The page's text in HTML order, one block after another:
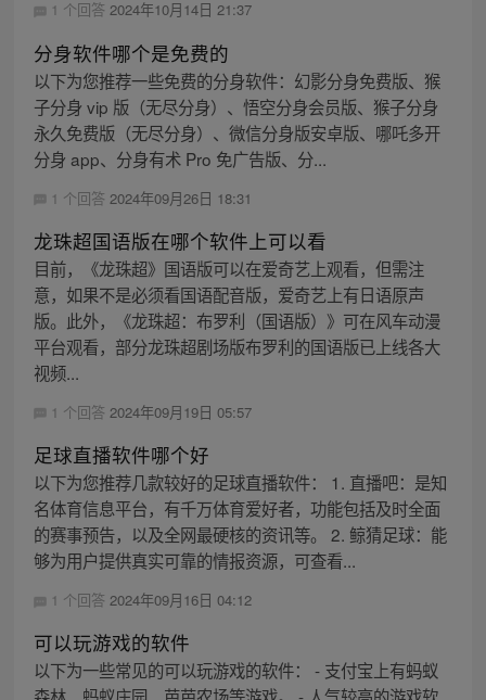
1 个回答 2024年10月14日 21:37
分身软件哪个是免费的
以下为您推荐一些免费的分身软件：幻影分身免费版、猴
子分身 vip 版（无尽分身）、悟空分身会员版、猴子分身
永久免费版（无尽分身）、微信分身版安卓版、哪吒多开
分身 app、分身有术 Pro 免广告版、分...
1 个回答 2024年09月26日 18:31
龙珠超国语版在哪个软件上可以看
目前，《龙珠超》国语版可以在爱奇艺上观看，但需注
意，如果不是必须看国语配音版，爱奇艺上有日语原声
版。此外，《龙珠超：布罗利（国语版）》可在风车动漫
平台观看，部分龙珠超剧场版布罗利的国语版已上线各大
视频...
1 个回答 2024年09月19日 05:57
足球直播软件哪个好
以下为您推荐几款较好的足球直播软件： 1. 直播吧：是知
名体育信息平台，有千万体育爱好者，功能包括及时全面
的赛事预告，以及全网最硬核的资讯等。 2. 鲸猜足球：能
够为用户提供真实可靠的情报资源，可查看...
1 个回答 2024年09月16日 04:12
可以玩游戏的软件
以下为一些常见的可以玩游戏的软件： - 支付宝上有蚂蚁